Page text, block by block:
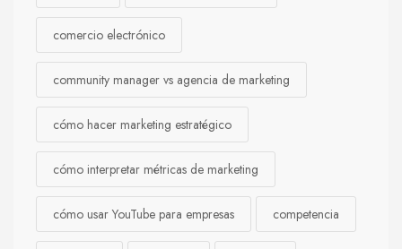
comercio electrónico
community manager vs agencia de marketing
cómo hacer marketing estratégico
cómo interpretar métricas de marketing
cómo usar YouTube para empresas competencia